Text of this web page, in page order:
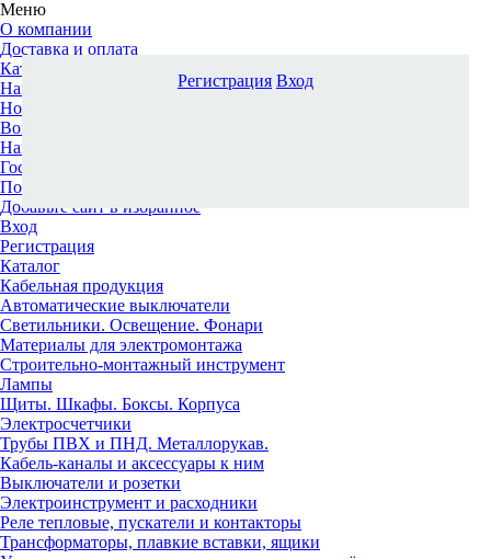
Меню
О компании
Доставка и оплата
Каталог
Наши офисы
Новости и новинки
Вопрос-ответ
Наша команда
Гос. заказчикам
Поставщикам
Добавьте сайт в избранное
Вход
Регистрация
Каталог
Кабельная продукция
Автоматические выключатели
Светильники. Освещение. Фонари
Материалы для электромонтажа
Строительно-монтажный инструмент
Лампы
Щиты. Шкафы. Боксы. Корпуса
Электросчетчики
Трубы ПВХ и ПНД. Металлорукав.
Кабель-каналы и аксессуары к ним
Выключатели и розетки
Электроинструмент и расходники
Реле тепловые, пускатели и контакторы
Трансформаторы, плавкие вставки, ящики
Регистрация Вход